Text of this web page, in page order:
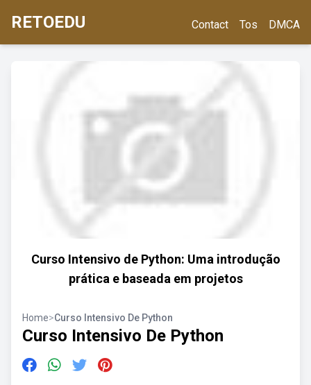
RETOEDU Contact Tos DMCA
Curso Intensivo de Python: Uma introdução
prática e baseada em projetos
Home>Curso Intensivo De Python
Curso Intensivo De Python